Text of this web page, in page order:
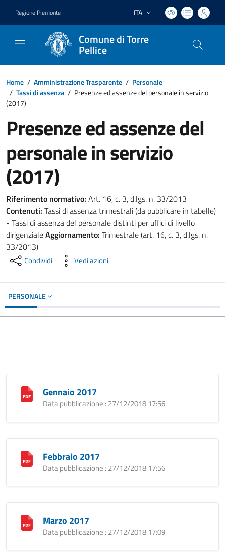
Regione Piemonte Lingua attiva:
ITA
Comune di Torre
Pellice
Home / Amministrazione Trasparente / Personale
/ Tassi di assenza / Presenze ed assenze del personale in servizio
(2017)
Presenze ed assenze del
personale in servizio
(2017)
Riferimento normativo: Art. 16, c. 3, d.lgs. n. 33/2013
Contenuti: Tassi di assenza trimestrali (da pubblicare in tabelle)
- Tassi di assenza del personale distinti per uffici di livello
dirigenzialeAggiornamento: Trimestrale (art. 16, c. 3, d.lgs. n.
33/2013)
Condividi Vedi azioni
PERSONALE
Gennaio 2017
Data pubblicazione : 27/12/2018 17:56
Febbraio 2017
Data pubblicazione : 27/12/2018 17:56
Marzo 2017
Data pubblicazione : 27/12/2018 17:09